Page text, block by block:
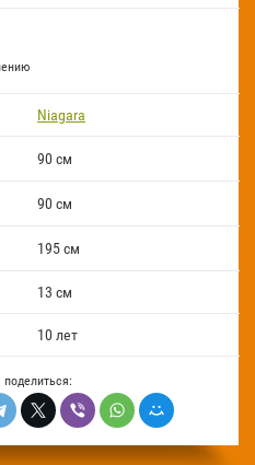
Niagara
90 см
90 см
195 см
13 см
10 лет
поделиться: